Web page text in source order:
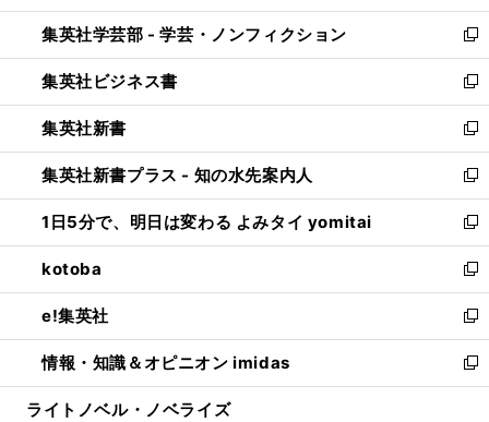
開
く
ウ
で
開
く
ン
ド
ウ
で
開
く
ウ
ィ
ン
ド
ウ
で
開
く
集英社学芸部 - 学芸・ノンフィクション
新
し
い
ウ
ィ
ン
ド
ウ
で
開
く
集英社ビジネス書
新
し
い
ウ
ィ
ン
ド
ウ
で
開
く
集英社新書
新
し
い
ウ
ィ
ン
ド
ウ
で
開
く
集英社新書プラス - 知の水先案内人
新
し
い
ウ
ィ
ン
ド
ウ
で
開
1日5分で、明日は変わる よみタイ yomitai
新
し
い
ウ
ィ
ン
ド
ウ
kotoba
新
し
い
ウ
ィ
ン
e!集英社
新
し
い
ウ
情報・知識＆オピニオン imidas
新
し
ライトノベル・ノベライズ